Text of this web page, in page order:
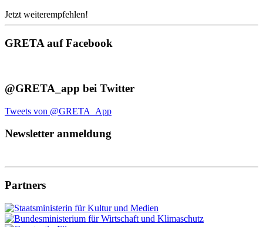
Jetzt weiterempfehlen!
GRETA auf Facebook
@GRETA_app bei Twitter
Tweets von @GRETA_App
Newsletter anmeldung
Partners